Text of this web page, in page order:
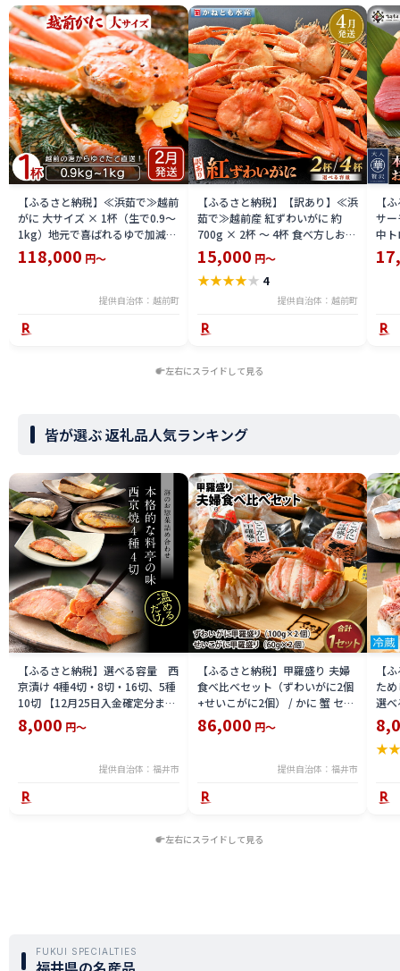
【ふるさと納税】≪浜茹で≫越前
がに 大サイズ × 1杯（生で0.9〜
1kg）地元で喜ばれるゆで加減・
塩加減で越前の港から直送！【雄
ズワイガニ ずわいがに 越前ガニ
送分】希望日指定可 備考欄に希
x004_02]
118,000 円～
提供自治体：越前町
【ふるさと納税】【訳あり】≪浜
茹で≫越前産 紅ずわいがに 約
700g × 2杯 〜 4杯 食べ方しおり
付【紅ズワイガニ カニ かに 蟹 姿
ボイル 冷蔵 福井県】【4月発送
分】希望日指定不可
15,000 円～
★★★★★ 4
提供自治体：越前町
【
サ
中
小
鮪 】
左右にスライドして見る
皆が選ぶ 返礼品人気ランキング
【ふるさと納税】選べる容量 西
京漬け 4種4切・8切・16切、5種
10切 【12月25日入金確定分まで
「年内発送」「年内配送」「年内
お届け」】/ レンジで温めるだけ
8,000 円～
提供自治体：福井市
【ふるさと納税】甲羅盛り 夫婦
食べ比べセット（ずわいがに2個
+せいこがに2個） / かに 蟹 セイ
コ ずわい ズワイ 内子 外子 国産
冷凍 冬 冬の味覚 珍味 グルメ 国
86,000 円～
提供自治体：福井市
【
た
選
鯖
用
テラ
★
左右にスライドして見る
FUKUI SPECIALTIES